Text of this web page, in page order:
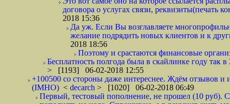
договора о услугах связи, реквизиты(печать
2018 15:36
Да уж. Если Вы возглавляете
желание подрядить новых клиентов и к
2018 18:56
Поэтому и срастаются финансовые
Бесплатность полгода была в скайлинке году
> [1193] 06-02-2018 12:55
+100500 со стороны даже интереснее. Ждём отзывов и
(IMHO) < decarch > [1020] 06-02-2018 06:49
Первый, тестовый пополнение, не прошел (10 руб).